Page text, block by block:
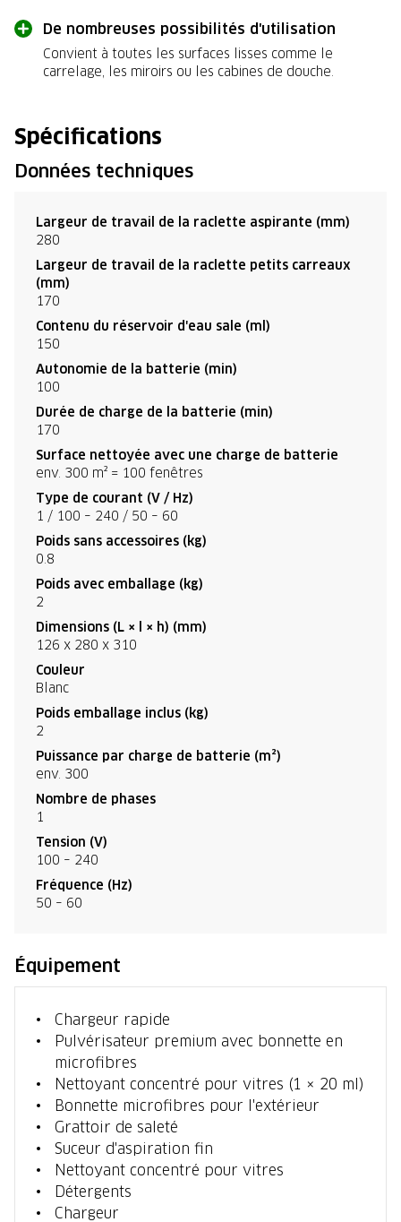
De nombreuses possibilités d'utilisation
Convient à toutes les surfaces lisses comme le
carrelage, les miroirs ou les cabines de douche.
Spécifications
Données techniques
Largeur de travail de la raclette aspirante (mm)
280
Largeur de travail de la raclette petits carreaux
(mm)
170
Contenu du réservoir d'eau sale (ml)
150
Autonomie de la batterie (min)
100
Durée de charge de la batterie (min)
170
Surface nettoyée avec une charge de batterie
env. 300 m² = 100 fenêtres
Type de courant (V / Hz)
1 / 100 – 240 / 50 – 60
Poids sans accessoires (kg)
0.8
Poids avec emballage (kg)
2
Dimensions (L × l × h) (mm)
126 x 280 x 310
Couleur
Blanc
Poids emballage inclus (kg)
2
Puissance par charge de batterie (m²)
env. 300
Nombre de phases
1
Tension (V)
100 – 240
Fréquence (Hz)
50 – 60
Équipement
Chargeur rapide
Pulvérisateur premium avec bonnette en
microfibres
Nettoyant concentré pour vitres (1 × 20 ml)
Bonnette microfibres pour l'extérieur
Grattoir de saleté
Suceur d'aspiration fin
Nettoyant concentré pour vitres
Détergents
Chargeur